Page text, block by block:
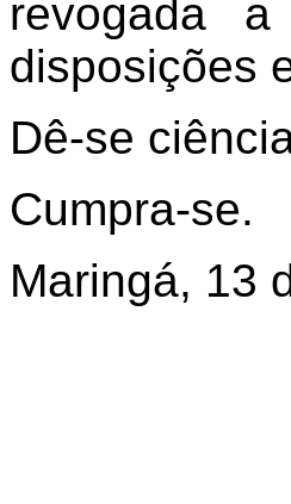
revogada
disposições
Dê-se
Cumpra-se.
Maringá, 13